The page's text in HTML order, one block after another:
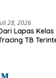
28, 2026
Lapas Kelas
TB